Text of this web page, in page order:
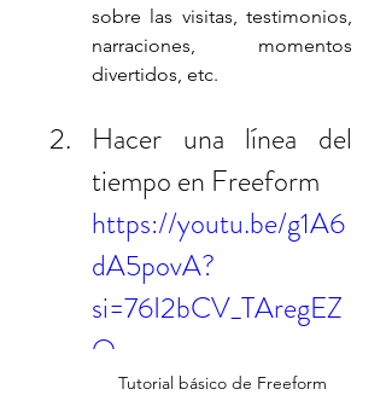
sobre las visitas, testimonios,
narraciones, momentos
divertidos, etc.
Hacer una línea del
tiempo en Freeform
https://youtu.be/g1A6
dA5povA?
si=76I2bCV_TAregEZ
O
Tutorial básico de Freeform